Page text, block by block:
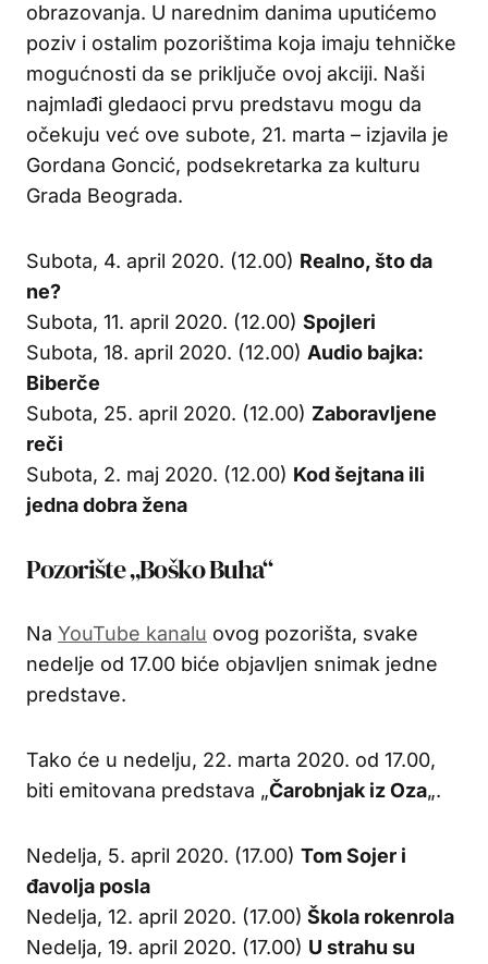
obrazovanja. U narednim danima uputićemo
poziv i ostalim pozorištima koja imaju tehničke
mogućnosti da se priključe ovoj akciji. Naši
najmlađi gledaoci prvu predstavu mogu da
očekuju već ove subote, 21. marta – izjavila je
Gordana Goncić, podsekretarka za kulturu
Grada Beograda.
Subota, 4. april 2020. (12.00) Realno, što da
ne?
Subota, 11. april 2020. (12.00) Spojleri
Subota, 18. april 2020. (12.00) Audio bajka:
Biberče
Subota, 25. april 2020. (12.00) Zaboravljene
reči
Subota, 2. maj 2020. (12.00) Kod šejtana ili
jedna dobra žena
Pozorište „Boško Buha“
Na YouTube kanalu ovog pozorišta, svake
nedelje od 17.00 biće objavljen snimak jedne
predstave.
Tako će u nedelju, 22. marta 2020. od 17.00,
biti emitovana predstava „Čarobnjak iz Oza„.
Nedelja, 5. april 2020. (17.00) Tom Sojer i
đavolja posla
Nedelja, 12. april 2020. (17.00) Škola rokenrola
Nedelja, 19. april 2020. (17.00) U strahu su